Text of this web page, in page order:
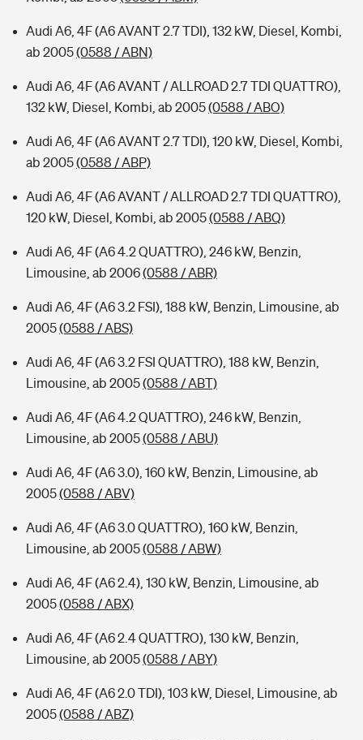
Audi A6, 4F (A6 AVANT 2.7 TDI), 132 kW, Diesel, Kombi,
ab 2005(0588 / ABN)
Audi A6, 4F (A6 AVANT / ALLROAD 2.7 TDI QUATTRO),
132 kW, Diesel, Kombi, ab 2005(0588 / ABO)
Audi A6, 4F (A6 AVANT 2.7 TDI), 120 kW, Diesel, Kombi,
ab 2005(0588 / ABP)
Audi A6, 4F (A6 AVANT / ALLROAD 2.7 TDI QUATTRO),
120 kW, Diesel, Kombi, ab 2005(0588 / ABQ)
Audi A6, 4F (A6 4.2 QUATTRO), 246 kW, Benzin,
Limousine, ab 2006(0588 / ABR)
Audi A6, 4F (A6 3.2 FSI), 188 kW, Benzin, Limousine, ab
2005(0588 / ABS)
Audi A6, 4F (A6 3.2 FSI QUATTRO), 188 kW, Benzin,
Limousine, ab 2005(0588 / ABT)
Audi A6, 4F (A6 4.2 QUATTRO), 246 kW, Benzin,
Limousine, ab 2005(0588 / ABU)
Audi A6, 4F (A6 3.0), 160 kW, Benzin, Limousine, ab
2005(0588 / ABV)
Audi A6, 4F (A6 3.0 QUATTRO), 160 kW, Benzin,
Limousine, ab 2005(0588 / ABW)
Audi A6, 4F (A6 2.4), 130 kW, Benzin, Limousine, ab
2005(0588 / ABX)
Audi A6, 4F (A6 2.4 QUATTRO), 130 kW, Benzin,
Limousine, ab 2005(0588 / ABY)
Audi A6, 4F (A6 2.0 TDI), 103 kW, Diesel, Limousine, ab
2005(0588 / ABZ)